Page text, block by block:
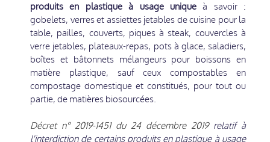
produits en plastique à usage uniqueà savoir :
gobelets, verres et assiettes jetables de cuisine pour la
table, pailles, couverts, piques à steak, couvercles à
verre jetables, plateaux-repas, pots à glace, saladiers,
boîtes et bâtonnets mélangeurs pour boissons en
matière plastique, sauf ceux compostables en
compostage domestique et constitués, pour tout ou
partie, de matières biosourcées.
Décret n° 2019-1451 du 24 décembre 2019relatif à
l'interdiction de certains produits en plastique à usage